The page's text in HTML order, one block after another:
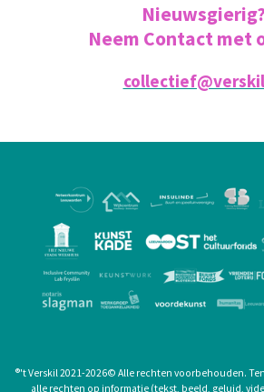
Neem Contact met
®'t Verskil 2021-2026© Alle rechten voorbehouden.
alle rechten op informatie (tekst, beeld, geluid,